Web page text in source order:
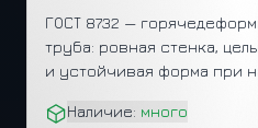
ГОСТ 8732 —
труба: ровная стенка,
и устойчивая форма при
Наличие: много